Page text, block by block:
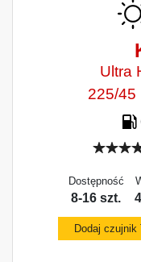
Ultra
225/45
Dostępność
8-16 szt.
Dodaj